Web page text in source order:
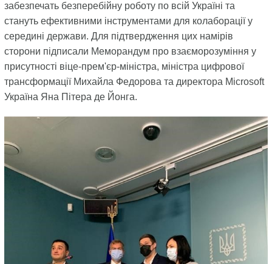
забезпечать безперебійну роботу по всій Україні та
стануть ефективними інструментами для колаборації у
середині держави. Для підтвердження цих намірів
сторони підписали Меморандум про взаєморозуміння у
присутності віце-прем'єр-міністра, міністра цифрової
трансформації Михайла Федорова та директора Microsoft
Україна Яна Пітера де Йонга.